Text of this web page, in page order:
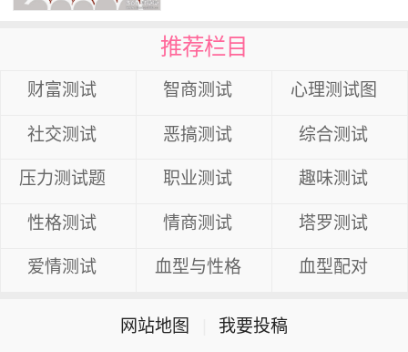
推荐栏目
财富测试 智商测试 心理测试图
社交测试 恶搞测试 综合测试
压力测试题 职业测试 趣味测试
性格测试 情商测试 塔罗测试
爱情测试 血型与性格 血型配对
网站地图 我要投稿